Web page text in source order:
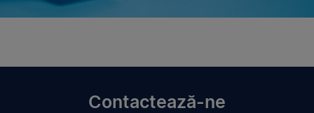
Contactează-ne